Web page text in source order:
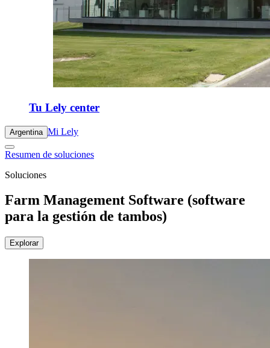
Tu Lely center
Argentina Mi Lely
Resumen de soluciones
Soluciones
Farm Management Software (software
para la gestión de tambos)
Explorar